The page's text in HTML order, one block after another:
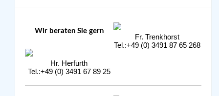
Wir beraten Sie gern
Hr. Herfurth
Tel.:+49 (0) 3491 67 89 25
Fr. Trenkhorst
Tel.:+49 (0) 3491 87 65 268